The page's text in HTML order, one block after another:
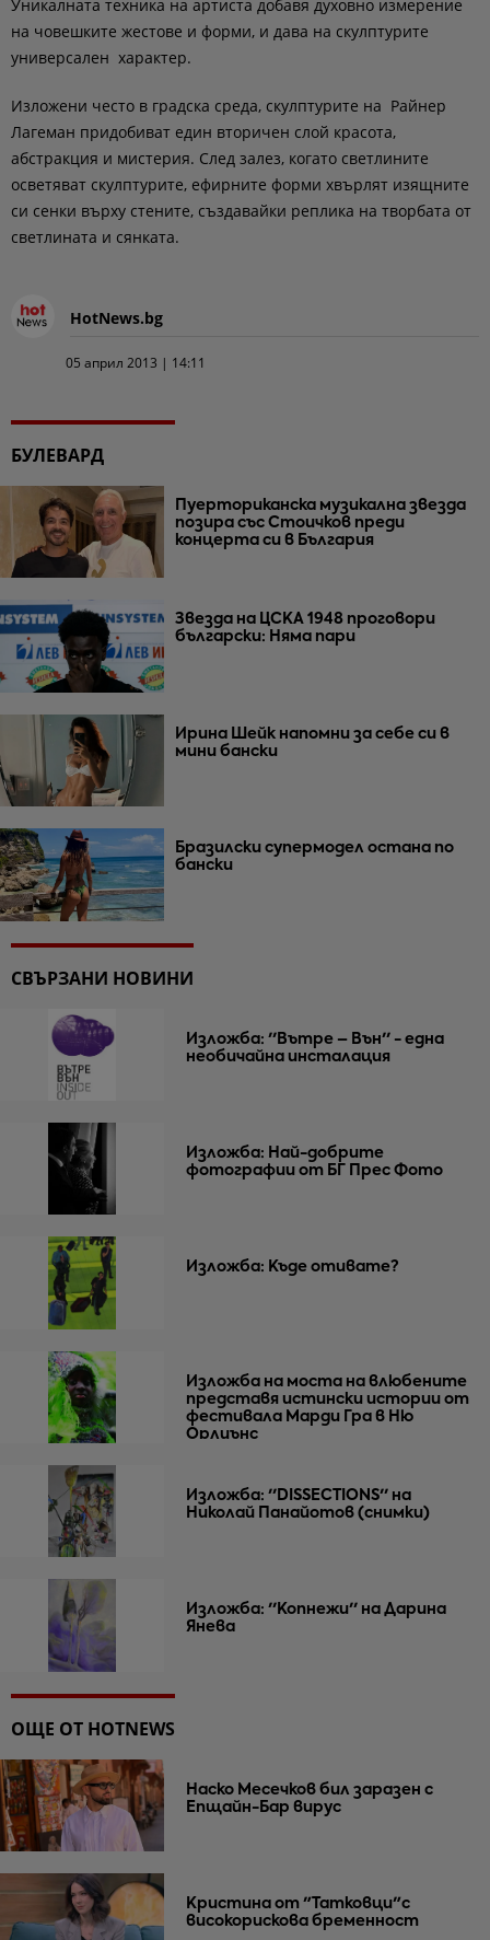
Уникалната техника на артиста добавя духовно измерение
на човешките жестове и форми, и дава на скулптурите
универсален характер.
Изложени често в градска среда, скулптурите на Райнер
Лагеман придобиват един вторичен слой красота,
абстракция и мистерия. След залез, когато светлините
осветяват скулптурите, ефирните форми хвърлят изящните
си сенки върху стените, създавайки реплика на творбата от
светлината и сянката.
HotNews.bg
05 април 2013 | 14:11
БУЛЕВАРД
Пуерториканска музикална звезда
позира със Стоичков преди
концерта си в България
Звезда на ЦСКА 1948 проговори
български: Няма пари
Ирина Шейк напомни за себе си в
мини бански
Бразилски супермодел остана по
бански
СВЪРЗАНИ НОВИНИ
Изложба: ''Вътре – Вън'' - една
необичайна инсталация
Изложба: Най-добрите
фотографии от БГ Прес Фото
Изложба: Къде отивате?
Изложба на моста на влюбените
представя истински истории от
фестивала Марди Гра в Ню
Орлиънс
Изложба: ''DISSECTIONS'' на
Николай Панайотов (снимки)
Изложба: ''Копнежи'' на Дарина
Янева
ОЩЕ ОТ HOTNEWS
Наско Месечков бил заразен с
Епщайн-Бар вирус
Кристина от "Татковци"с
високорискова бременност